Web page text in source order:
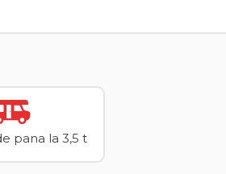
pana la 3,5 t